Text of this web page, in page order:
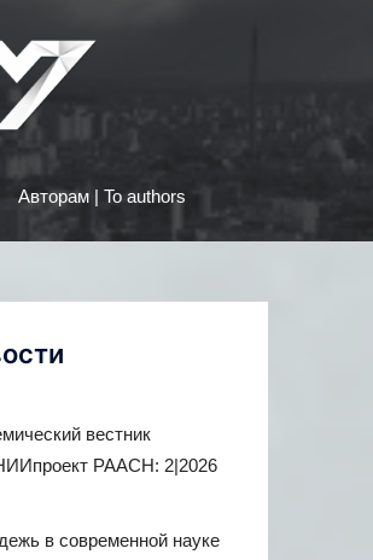
Авторам | To authors
вестник
РААСН: 2|2026
в современной науке